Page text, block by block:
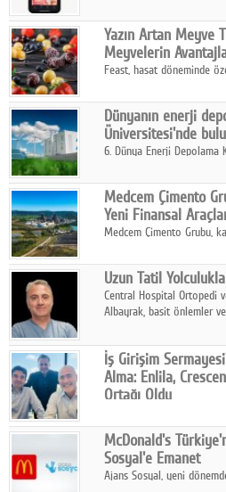
ekonomi ile gerçek dünya
kurmayı hedefleyen
Yazın Artan Meyve
Meyvelerin
Feast, hasat döneminde
pratik, güvenilir ve lezzetli
Dünyanın enerji
Üniversitesi'nde
6. Dünya Enerji Depolama
sahipliğinde
Medcem Çimento
Yeni Finansal
Medcem Çimento Grubu,
Uzun Tatil
Central Hospital Ortopedi
Albayrak, basit önlemler
İş Girişim
Alma: Enlila,
Ortağı Oldu
stratejisini uluslararası
tamamladı.
McDonald's
Sosyal'e Emanet
Ajans Sosyal, yeni